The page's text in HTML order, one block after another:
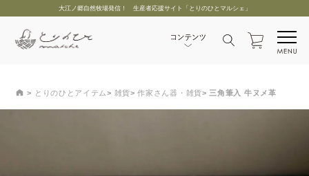
大江ノ郷自然牧場発信！ 生産者応援サイト「とりのひとマルシェ」
とりのひとアイテム 雑貨 作家さん器・雑貨 三角筆入 牛ヌメ革